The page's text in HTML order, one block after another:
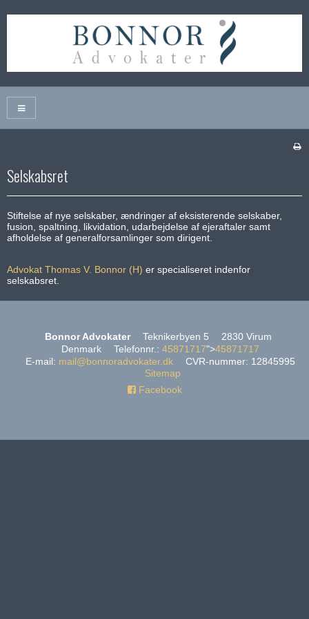
Selskabsret
Stiftelse af nye selskaber, ændringer af eksisterende selskaber,
fusion, spaltning, likvidation, udarbejdelse af ejeraftaler samt
afholdelse af generalforsamlinger som dirigent.
Advokat Thomas V. Bonnor (H) er specialiseret indenfor
selskabsret.
Bonnor Advokater Teknikerbyen 5
2830 Virum
Denmark
Telefonnr. : 45871717">45871717
E-mail: mail@bonnoradvokater.dk CVR-nummer: 12845995
Sitemap
Facebook